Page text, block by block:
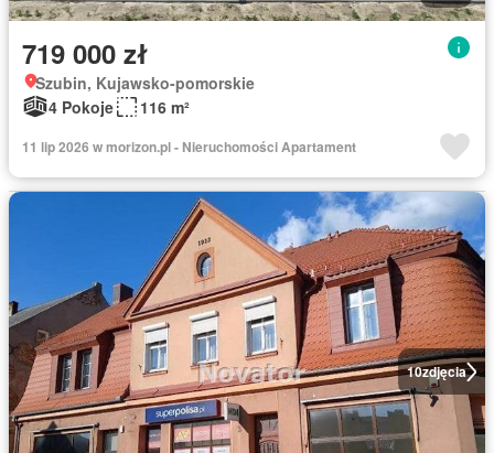
719 000 zł
Szubin, Kujawsko-pomorskie
4 Pokoje
116 m²
11 lip 2026 w morizon.pl - Nieruchomości Apartament
10zdjęcia